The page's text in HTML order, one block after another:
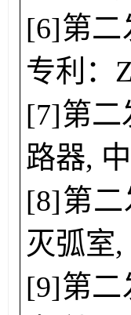
[6]第二
专利 ：
[7]第二
路器,
[8]第二
灭弧室,
[9]第二